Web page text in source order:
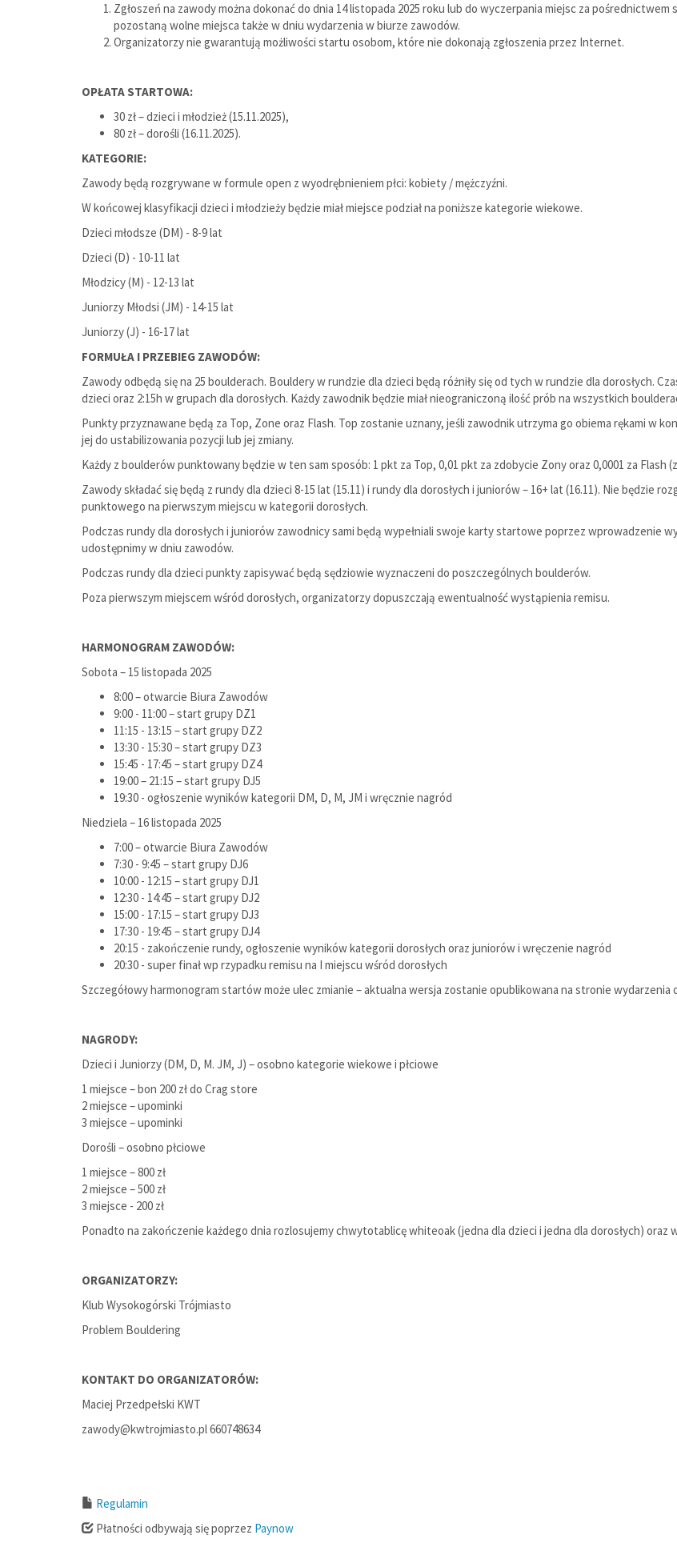
Zgłoszeń na zawody można dokonać do dnia 14 listopada 2025 roku lub do wyczerpania miejsc za
pozostaną wolne miejsca także w dniu wydarzenia w biurze zawodów.
Organizatorzy nie gwarantują możliwości startu osobom, które nie dokonają zgłoszenia przez Internet.
OPŁATA STARTOWA:
30 zł – dzieci i młodzież (15.11.2025),
80 zł – dorośli (16.11.2025).
KATEGORIE:
Zawody będą rozgrywane w formule open z wyodrębnieniem płci: kobiety / mężczyźni.
W końcowej klasyfikacji dzieci i młodzieży będzie miał miejsce podział na poniższe kategorie wiekowe.
Dzieci młodsze (DM) - 8-9 lat
Dzieci (D) - 10-11 lat
Młodzicy (M) - 12-13 lat
Juniorzy Młodsi (JM) - 14-15 lat
Juniorzy (J) - 16-17 lat
FORMUŁA I PRZEBIEG ZAWODÓW:
Zawody odbędą się na 25 boulderach. Bouldery w rundzie dla dzieci będą różniły się od tych w rundzie dla dorosłych.
dzieci oraz 2:15h w grupach dla dorosłych. Każdy zawodnik będzie miał nieograniczoną ilość prób na wszystkich
Punkty przyznawane będą za Top, Zone oraz Flash. Top zostanie uznany, jeśli zawodnik utrzyma go obiema rękami w
jej do ustabilizowania pozycji lub jej zmiany.
Każdy z boulderów punktowany będzie w ten sam sposób: 1 pkt za Top, 0,01 pkt za zdobycie Zony oraz 0,0001 za Flash
Zawody składać się będą z rundy dla dzieci 8-15 lat (15.11) i rundy dla dorosłych i juniorów – 16+ lat (16.11). Nie będzie
punktowego na pierwszym miejscu w kategorii dorosłych.
Podczas rundy dla dorosłych i juniorów zawodnicy sami będą wypełniali swoje karty startowe poprzez wprowadzenie
udostępnimy w dniu zawodów.
Podczas rundy dla dzieci punkty zapisywać będą sędziowie wyznaczeni do poszczególnych boulderów.
Poza pierwszym miejscem wśród dorosłych, organizatorzy dopuszczają ewentualność wystąpienia remisu.
HARMONOGRAM ZAWODÓW:
Sobota – 15 listopada 2025
8:00 – otwarcie Biura Zawodów
9:00 - 11:00 – start grupy DZ1
11:15 - 13:15 – start grupy DZ2
13:30 - 15:30 – start grupy DZ3
15:45 - 17:45 – start grupy DZ4
19:00 – 21:15 – start grupy DJ5
19:30 - ogłoszenie wyników kategorii DM, D, M, JM i wręcznie nagród
Niedziela – 16 listopada 2025
7:00 – otwarcie Biura Zawodów
7:30 - 9:45 – start grupy DJ6
10:00 - 12:15 – start grupy DJ1
12:30 - 14:45 – start grupy DJ2
15:00 - 17:15 – start grupy DJ3
17:30 - 19:45 – start grupy DJ4
20:15 - zakończenie rundy, ogłoszenie wyników kategorii dorosłych oraz juniorów i wręczenie nagród
20:30 - super finał wp rzypadku remisu na I miejscu wśród dorosłych
Szczegółowy harmonogram startów może ulec zmianie – aktualna wersja zostanie opublikowana na stronie wydarzenia
NAGRODY:
Dzieci i Juniorzy (DM, D, M. JM, J) – osobno kategorie wiekowe i płciowe
1 miejsce – bon 200 zł do Crag store
2 miejsce – upominki
3 miejsce – upominki
Dorośli – osobno płciowe
1 miejsce – 800 zł
2 miejsce – 500 zł
3 miejsce - 200 zł
Ponadto na zakończenie każdego dnia rozlosujemy chwytotablicę whiteoak (jedna dla dzieci i jedna dla dorosłych)
ORGANIZATORZY:
Klub Wysokogórski Trójmiasto
Problem Bouldering
KONTAKT DO ORGANIZATORÓW:
Maciej Przedpełski KWT
zawody@kwtrojmiasto.pl 660748634
Regulamin
Płatności odbywają się poprzez Paynow